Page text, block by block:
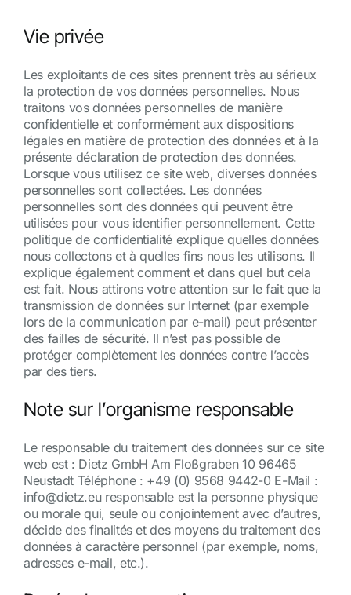
Vie privée
Les exploitants de ces sites prennent très au sérieux
la protection de vos données personnelles. Nous
traitons vos données personnelles de manière
confidentielle et conformément aux dispositions
légales en matière de protection des données et à la
présente déclaration de protection des données.
Lorsque vous utilisez ce site web, diverses données
personnelles sont collectées. Les données
personnelles sont des données qui peuvent être
utilisées pour vous identifier personnellement. Cette
politique de confidentialité explique quelles données
nous collectons et à quelles fins nous les utilisons. Il
explique également comment et dans quel but cela
est fait. Nous attirons votre attention sur le fait que la
transmission de données sur Internet (par exemple
lors de la communication par e-mail) peut présenter
des failles de sécurité. Il n’est pas possible de
protéger complètement les données contre l’accès
par des tiers.
Note sur l’organisme responsable
Le responsable du traitement des données sur ce site
web est : Dietz GmbH Am Floßgraben 10 96465
Neustadt Téléphone : +49 (0) 9568 9442-0 E-Mail :
info@dietz.eu responsable est la personne physique
ou morale qui, seule ou conjointement avec d’autres,
décide des finalités et des moyens du traitement des
données à caractère personnel (par exemple, noms,
adresses e-mail, etc.).